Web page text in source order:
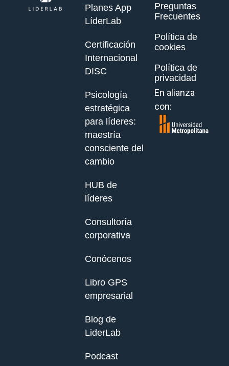
Planes App
LíderLab
Certificación
Internacional
DISC
Psicología
estratégica
para líderes:
maestría
consciente del
cambio
HUB de
líderes
Consultoría
corporativa
Conócenos
Libro GPS
empresarial
Blog de
LiderLab
Podcast
Preguntas
Frecuentes
Política de
cookies
Política de
privacidad
En alianza
con: